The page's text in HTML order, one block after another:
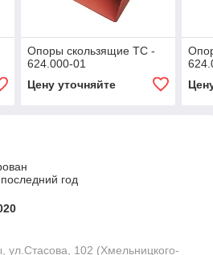
Опоры скользящие ТС -
624.000-01
Цену уточняйте
год
ул.Стасова, 102 (Хмельницкого-